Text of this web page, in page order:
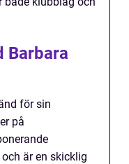
Barbara
för sin
på
är en skicklig